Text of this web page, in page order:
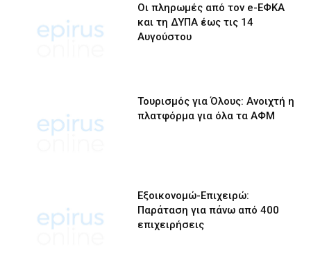
Οι πληρωμές από τον e-ΕΦΚΑ
και τη ΔΥΠΑ έως τις 14
Αυγούστου
Τουρισμός για Όλους: Ανοιχτή η
πλατφόρμα για όλα τα ΑΦΜ
Εξοικονομώ-Επιχειρώ:
Παράταση για πάνω από 400
επιχειρήσεις